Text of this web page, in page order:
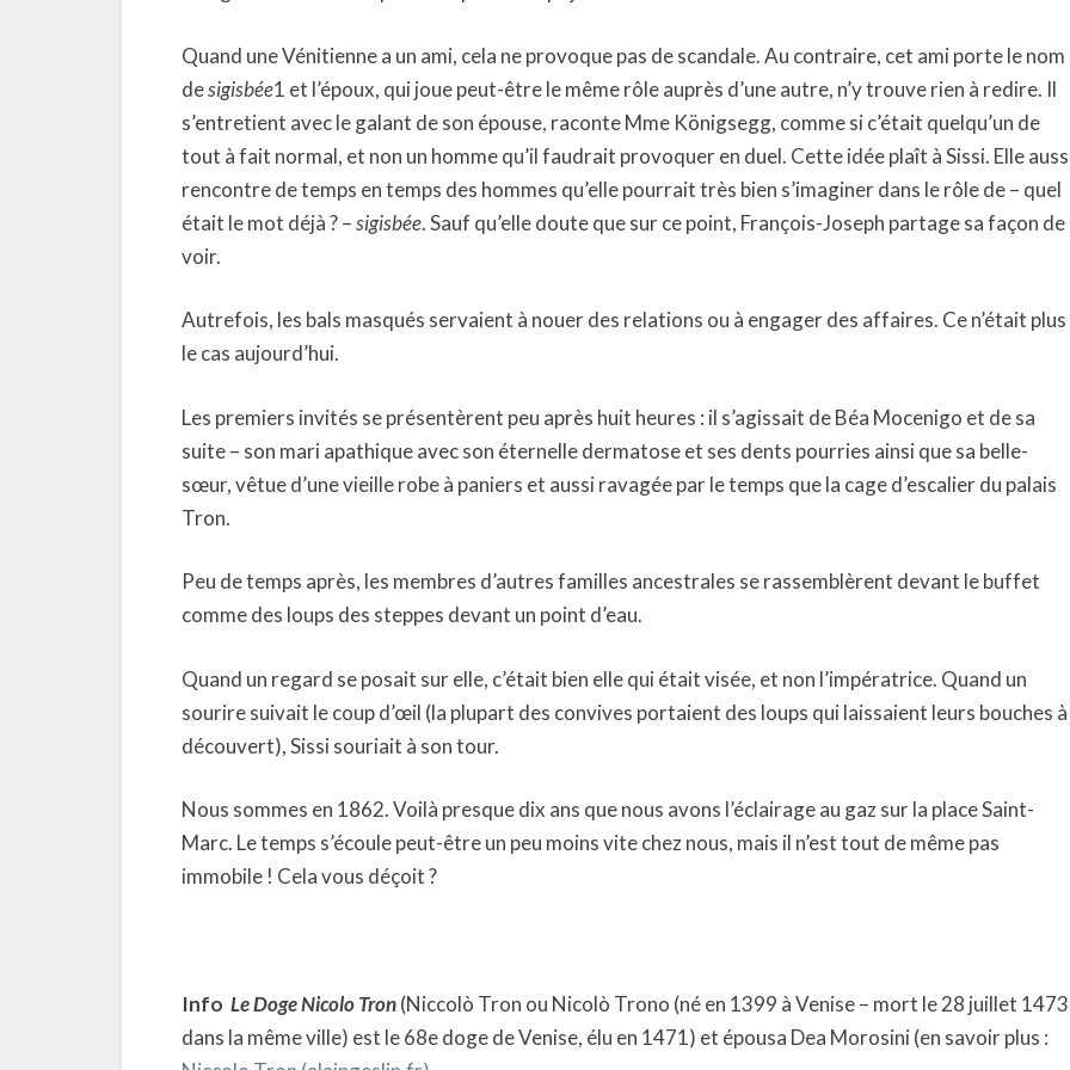
Quand une Vénitienne a un ami, cela ne provoque pas de scandale. Au contraire, cet ami porte le nom
desigisbée1 et l’époux, qui joue peut-être le même rôle auprès d’une autre, n’y trouve rien à redire. Il
s’entretient avec le galant de son épouse, raconte Mme Königsegg, comme si c’était quelqu’un de
tout à fait normal, et non un homme qu’il faudrait provoquer en duel. Cette idée plaît à Sissi. Elle
rencontre de temps en temps des hommes qu’elle pourrait très bien s’imaginer dans le rôle de – quel
était le mot déjà ? –sigisbée. Sauf qu’elle doute que sur ce point, François-Joseph partage sa façon de
voir.
Autrefois, les bals masqués servaient à nouer des relations ou à engager des affaires. Ce n’était plus
le cas aujourd’hui.
Les premiers invités se présentèrent peu après huit heures : il s’agissait de Béa Mocenigo et de sa
suite – son mari apathique avec son éternelle dermatose et ses dents pourries ainsi que sa belle-
sœur, vêtue d’une vieille robe à paniers et aussi ravagée par le temps que la cage d’escalier du palais
Tron.
Peu de temps après, les membres d’autres familles ancestrales se rassemblèrent devant le buffet
comme des loups des steppes devant un point d’eau.
Quand un regard se posait sur elle, c’était bien elle qui était visée, et non l’impératrice. Quand un
sourire suivait le coup d’œil (la plupart des convives portaient des loups qui laissaient leurs bouches à
découvert), Sissi souriait à son tour.
Nous sommes en 1862. Voilà presque dix ans que nous avons l’éclairage au gaz sur la place Saint-
Marc. Le temps s’écoule peut-être un peu moins vite chez nous, mais il n’est tout de même pas
immobile ! Cela vous déçoit ?
Info Le Doge Nicolo Tron(Niccolò Tron ou Nicolò Trono (né en 1399 à Venise – mort le 28 juillet 1473
dans la même ville) est le 68e doge de Venise, élu en 1471) et épousa Dea Morosini (en savoir plus :